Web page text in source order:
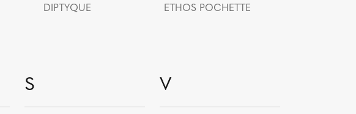
DIPTYQUE ETHOS POCHETTE
S V